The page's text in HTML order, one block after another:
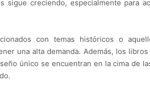
sigue creciendo, especialmente para
con temas históricos o
una alta demanda. Además, los
único se encuentran en la cima de